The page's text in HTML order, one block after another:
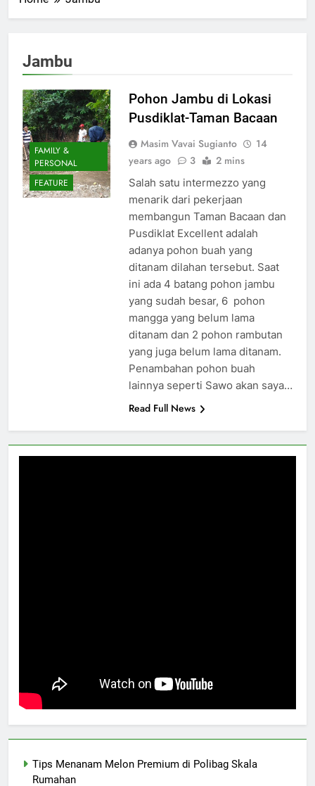
Jambu
FAMILY &
PERSONAL
FEATURE
Pohon Jambu di Lokasi
Pusdiklat-Taman Bacaan
Masim Vavai Sugianto
14
years ago
3 2 mins
Salah satu intermezzo yang
menarik dari pekerjaan
membangun Taman Bacaan dan
Pusdiklat Excellent adalah
adanya pohon buah yang
ditanam dilahan tersebut. Saat
ini ada 4 batang pohon jambu
yang sudah besar, 6 pohon
mangga yang belum lama
ditanam dan 2 pohon rambutan
yang juga belum lama ditanam.
Penambahan pohon buah
lainnya seperti Sawo akan saya…
Read Full News
Tips Menanam Melon Premium di Polibag Skala
Rumahan